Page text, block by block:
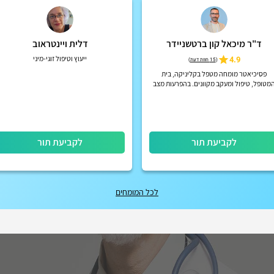
ד"ר מיכאל קון ברטשניידר
4.9
(15 חוות דעת )
פסיכיאטר מומחה מטפל בקליניקה, בית
טיפול ומעקב מקוונים. בהפרעות מצב
לקביעת תור
דלית ויינטראוב
ייעוץ וטיפול זוגי-מיני
לקביעת תור
לכל המומחים